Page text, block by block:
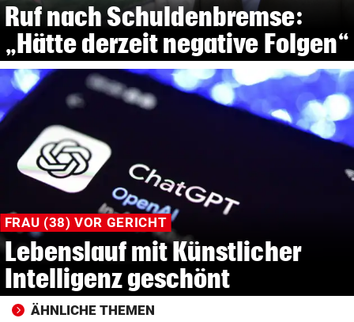
Ruf nach Schuldenbremse:
„Hätte derzeit negative Folgen“
FRAU (38) VOR GERICHT
Lebenslauf mit Künstlicher
Intelligenz geschönt
ÄHNLICHE THEMEN